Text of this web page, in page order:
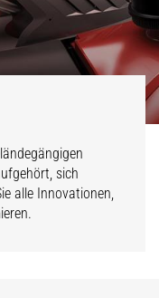
sich
alle Innovationen,